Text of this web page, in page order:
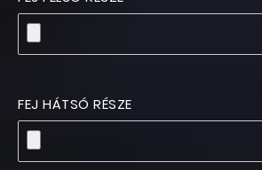
FEJ HÁTSÓ RÉSZE